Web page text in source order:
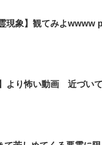
現象】観てみよwwww
より怖い動画 近づい